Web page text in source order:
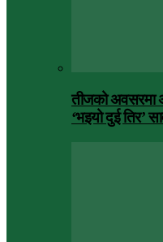
तीजको अवसरमा
‘भइयो दुई तिर’